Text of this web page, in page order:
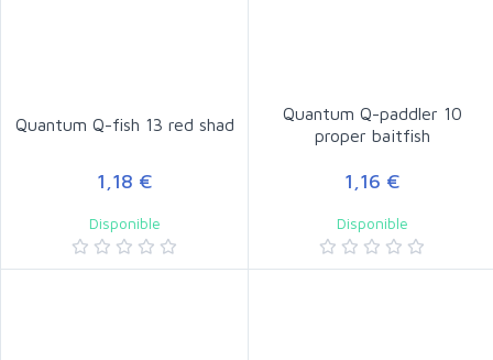
Quantum Q-fish 13 red shad
1,18 €
Disponible
Quantum Q-paddler 10
proper baitfish
1,16 €
Disponible